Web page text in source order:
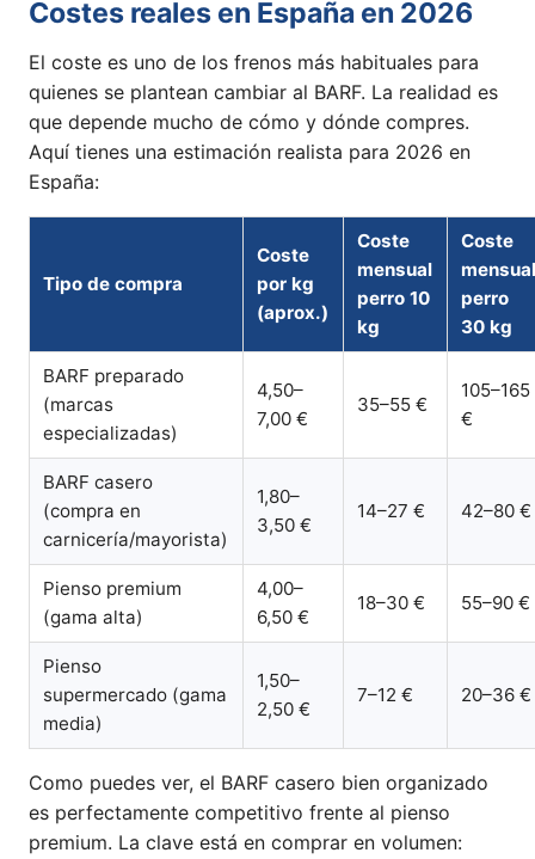
Costes reales en España en 2026
El coste es uno de los frenos más habituales para
quienes se plantean cambiar al BARF. La realidad es
que depende mucho de cómo y dónde compres.
Aquí tienes una estimación realista para 2026 en
España:
Tipo de compra
Coste
por kg
(aprox.)
Coste
mensual
perro 10
kg
Coste
perro
30 kg
BARF preparado
(marcas
especializadas)
4,50–
7,00 €
35–55 €
105–165
€
BARF casero
(compra en
carnicería/mayorista)
1,80–
3,50 €
14–27 € 42–80 €
Pienso premium
(gama alta)
4,00–
6,50 €
18–30 € 55–90 €
Pienso
supermercado (gama
media)
1,50–
2,50 €
7–12 € 20–36 €
Como puedes ver, el BARF casero bien organizado
es perfectamente competitivo frente al pienso
premium. La clave está en comprar en volumen: